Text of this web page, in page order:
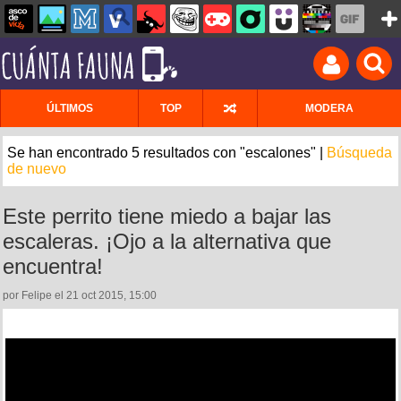
ÚLTIMOS TOP MODERA
Se han encontrado 5 resultados con "escalones" |
Búsqueda
de nuevo
Este perrito tiene miedo a bajar las
escaleras. ¡Ojo a la alternativa que
encuentra!
por Felipe el 21 oct 2015, 15:00